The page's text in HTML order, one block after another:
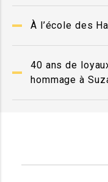
À l’école des
40 ans de
hommage à